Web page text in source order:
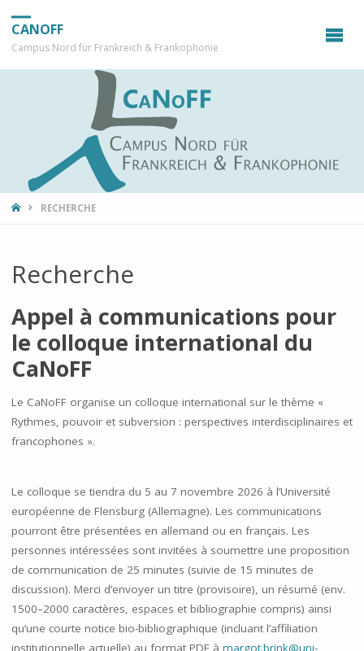
CANOFF
Campus Nord für Frankreich & Frankophonie
HOMERECHERCHE
Recherche
Appel à communications pour
le colloque international du
CaNoFF
Le CaNoFF organise un colloque international sur le thème «
Rythmes, pouvoir et subversion : perspectives interdisciplinaires et
francophones ».
Le colloque se tiendra du 5 au 7 novembre 2026 à l’Université
européenne de Flensburg (Allemagne). Les communications
pourront être présentées en allemand ou en français. Les
personnes intéressées sont invitées à soumettre une proposition
de communication de 25 minutes (suivie de 15 minutes de
discussion). Merci d’envoyer un titre (provisoire), un résumé (env.
1500–2000 caractères, espaces et bibliographie compris) ainsi
qu’une courte notice bio-bibliographique (incluant l’affiliation
institutionnelle actuelle) au format PDF à margot.brink@uni-